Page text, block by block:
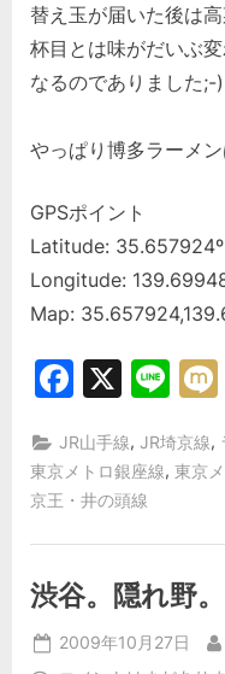
替え玉が届いた後は
杯目とは味がだいぶ
なるのでありました;-)
やっぱり博多ラーメン
GPSポイント
Latitude:
Longitude:
Map:
X
JR山手線,JR埼京線,
東京メトロ銀座線, 東京
京王・井の頭線
渋谷。隠れ野。
Posted
on
2009年10月27日